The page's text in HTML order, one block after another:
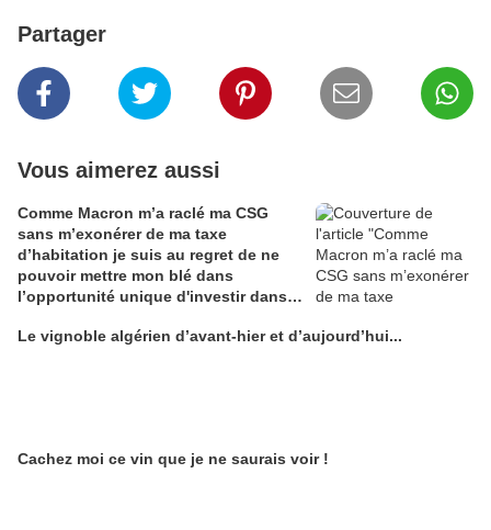
Partager
Vous aimerez aussi
Comme Macron m’a raclé ma CSG
sans m’exonérer de ma taxe
d’habitation je suis au regret de ne
pouvoir mettre mon blé dans
l’opportunité unique d'investir dans
Alain Edouard
Le vignoble algérien d’avant-hier et d’aujourd’hui...
Cachez moi ce vin que je ne saurais voir !